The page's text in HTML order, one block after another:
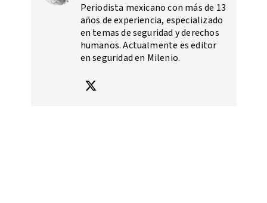
Periodista mexicano con más de 13
años de experiencia, especializado
en temas de seguridad y derechos
humanos. Actualmente es editor
en seguridad en Milenio.